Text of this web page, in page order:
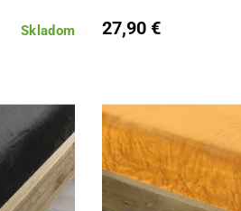
Skladom 27,90 €